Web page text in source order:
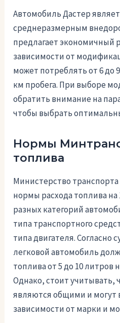
Автомобиль Дастер
среднеразмерным
предлагает экономичный
зависимости от
может потреблять от 6 до
км пробега. При выборе
обратить внимание на
чтобы выбрать
Нормы
топлива
Министерство
нормы расхода топлива на
разных категорий
типа транспортного
типа двигателя.
легковой автомобиль
топлива от 5 до 10 литров
Однако, стоит учитывать,
являются общими и могут
зависимости от марки и